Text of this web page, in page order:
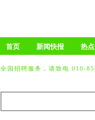
首页 新闻快报 热
全国招聘服务，请致电 010-